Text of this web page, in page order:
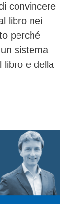
convincere
libro nei
perché
sistema
libro e della